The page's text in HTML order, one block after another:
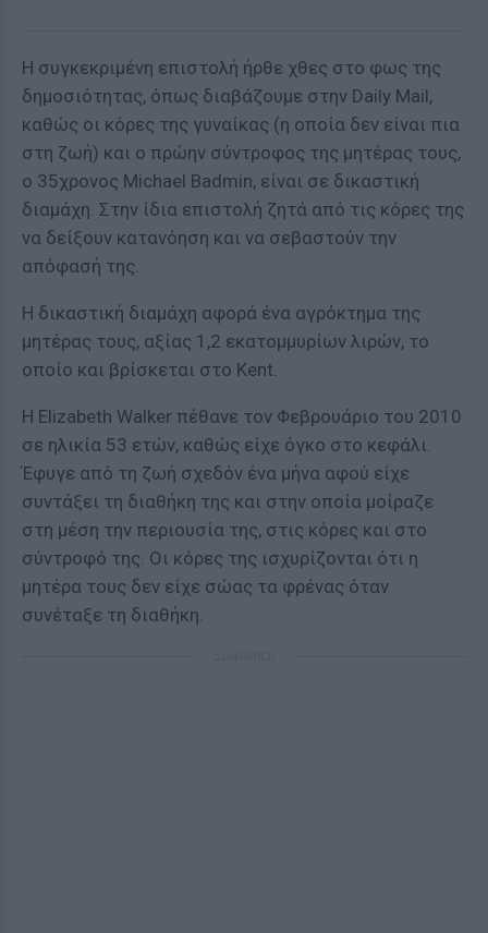
Η συγκεκριμένη επιστολή ήρθε χθες στο φως της
δημοσιότητας, όπως διαβάζουμε στην Daily Μail,
καθώς οι κόρες της γυναίκας (η οποία δεν είναι πια
στη ζωή) και ο πρώην σύντροφος της μητέρας τους,
ο 35χρονος Michael Badmin, είναι σε δικαστική
διαμάχη. Στην ίδια επιστολή ζητά από τις κόρες της
να δείξουν κατανόηση και να σεβαστούν την
απόφασή της.
Η δικαστική διαμάχη αφορά ένα αγρόκτημα της
μητέρας τους, αξίας 1,2 εκατομμυρίων λιρών, το
οποίο και βρίσκεται στο Kent.
Η Elizabeth Walker πέθανε τον Φεβρουάριο του 2010
σε ηλικία 53 ετών, καθώς είχε όγκο στο κεφάλι.
Έφυγε από τη ζωή σχεδόν ένα μήνα αφού είχε
συντάξει τη διαθήκη της και στην οποία μοίραζε
στη μέση την περιουσία της, στις κόρες και στο
σύντροφό της. Οι κόρες της ισχυρίζονται ότι η
μητέρα τους δεν είχε σώας τα φρένας όταν
συνέταξε τη διαθήκη.